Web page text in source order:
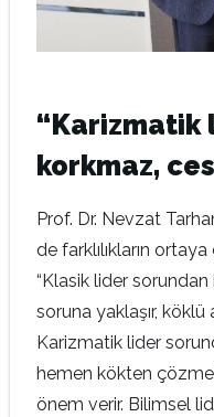
“Karizmatik
korkmaz,
Prof. Dr. Nevzat
de farklılıkların ortaya
“Klasik lider
soruna yaklaşır,
Karizmatik lider
hemen kökten
önem verir. Bilimsel